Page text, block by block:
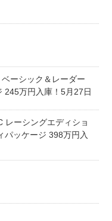
ーシック＆レーダー
245万円入庫！5月27日
レーシングエディショ
パッケージ 398万円入